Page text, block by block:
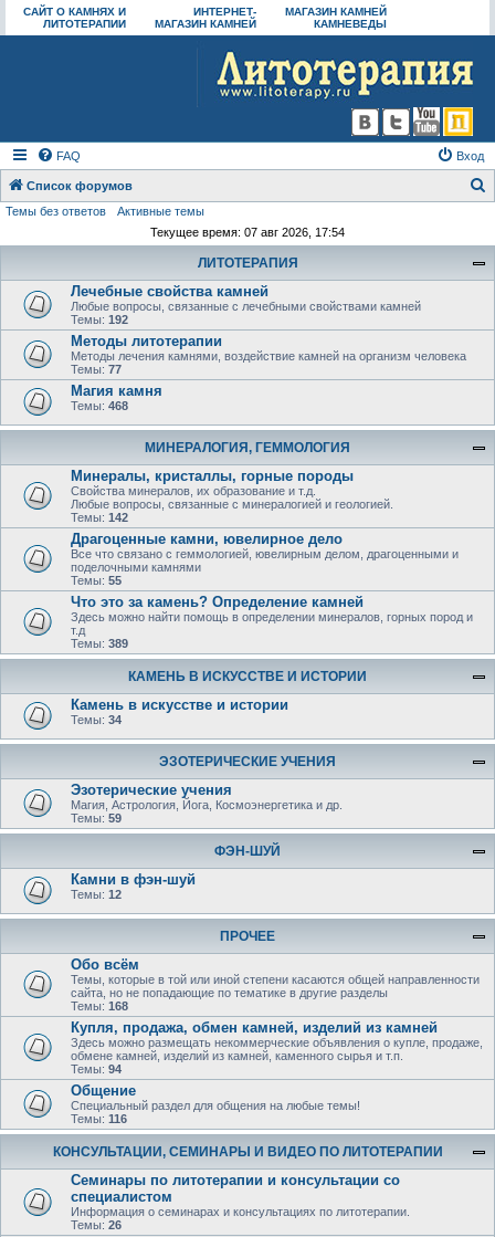
САЙТ О КАМНЯХ И
ЛИТОТЕРАПИИ
ИНТЕРНЕТ-
МАГАЗИН КАМНЕЙ
МАГАЗИН КАМНЕЙ
КАМНЕВЕДЫ
FAQ Вход
Список форумов
Темы без ответов
Активные темы
Текущее время: 07 авг 2026, 17:54
ЛИТОТЕРАПИЯ
Лечебные свойства камней
Любые вопросы, связанные с лечебными свойствами камней
Темы: 192
Методы литотерапии
Методы лечения камнями, воздействие камней на организм человека
Темы: 77
Магия камня
Темы: 468
МИНЕРАЛОГИЯ, ГЕММОЛОГИЯ
Минералы, кристаллы, горные породы
Свойства минералов, их образование и т.д.
Любые вопросы, связанные с минералогией и геологией.
Темы: 142
Драгоценные камни, ювелирное дело
Все что связано с геммологией, ювелирным делом, драгоценными и
поделочными камнями
Темы: 55
Что это за камень? Определение камней
Здесь можно найти помощь в определении минералов, горных пород и
т.д
Темы: 389
КАМЕНЬ В ИСКУССТВЕ И ИСТОРИИ
Камень в искусстве и истории
Темы: 34
ЭЗОТЕРИЧЕСКИЕ УЧЕНИЯ
Эзотерические учения
Магия, Астрология, Йога, Космоэнергетика и др.
Темы: 59
ФЭН-ШУЙ
Камни в фэн-шуй
Темы: 12
ПРОЧЕЕ
Обо всём
Темы, которые в той или иной степени касаются общей направленности
сайта, но не попадающие по тематике в другие разделы
Темы: 168
Купля, продажа, обмен камней, изделий из камней
Здесь можно размещать некоммерческие объявления о купле, продаже,
обмене камней, изделий из камней, каменного сырья и т.п.
Темы: 94
Общение
Специальный раздел для общения на любые темы!
Темы: 116
КОНСУЛЬТАЦИИ, СЕМИНАРЫ И ВИДЕО ПО ЛИТОТЕРАПИИ
Семинары по литотерапии и консультации со
специалистом
Информация о семинарах и консультациях по литотерапии.
Темы: 26